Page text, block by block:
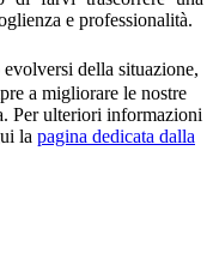
e professionalità.
della situazione,
a migliorare le nostre
Per ulteriori informazioni
la pagina dedicata dalla